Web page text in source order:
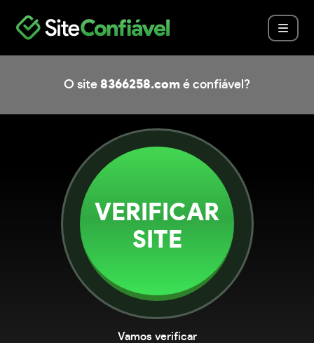
O site 8366258.com é confiável?
VERIFICAR
SITE
Vamos verificar